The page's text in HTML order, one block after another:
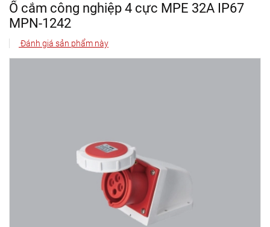
Ổ cắm công nghiệp 4 cực MPE 32A IP67
MPN-1242
Đánh giá sản phẩm này